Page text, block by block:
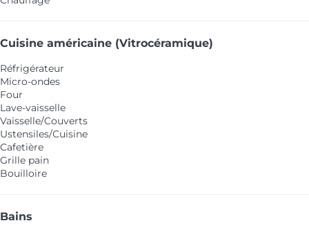
Cuisine américaine (Vitrocéramique)
Réfrigérateur
Micro-ondes
Four
Lave-vaisselle
Vaisselle/Couverts
Ustensiles/Cuisine
Cafetière
Grille pain
Bouilloire
Bains